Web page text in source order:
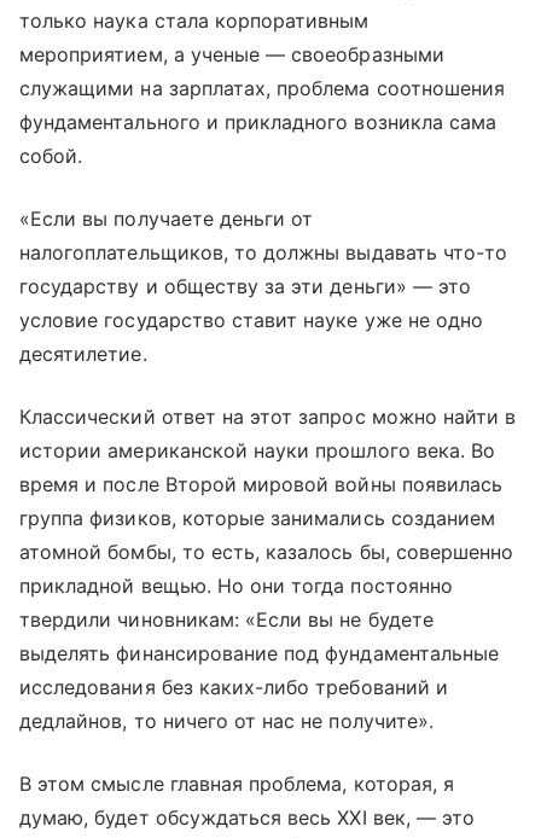
только наука стала корпоративным
мероприятием, а ученые — своеобразными
служащими на зарплатах, проблема соотношения
фундаментального и прикладного возникла сама
собой.
«Если вы получаете деньги от
налогоплательщиков, то должны выдавать что-то
государству и обществу за эти деньги» — это
условие государство ставит науке уже не одно
десятилетие.
Классический ответ на этот запрос можно найти в
истории американской науки прошлого века. Во
время и после Второй мировой войны появилась
группа физиков, которые занимались созданием
атомной бомбы, то есть, казалось бы, совершенно
прикладной вещью. Но они тогда постоянно
твердили чиновникам: «Если вы не будете
выделять финансирование под фундаментальные
исследования без каких-либо требований и
дедлайнов, то ничего от нас не получите».
В этом смысле главная проблема, которая, я
думаю, будет обсуждаться весь XXI век, — это